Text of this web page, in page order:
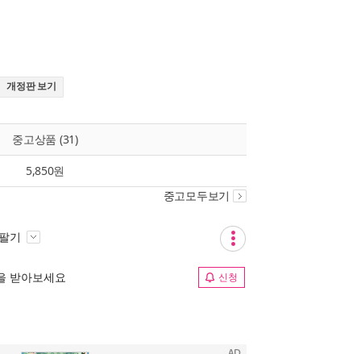
개정판 보기
중고상품 (31)
5,850원
중고모두보기
기
받아보세요 신청